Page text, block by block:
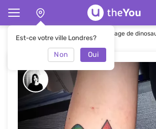
Est-ce votre ville Londres?
Non Oui
Page d'accueil Tatouages Tatouage de